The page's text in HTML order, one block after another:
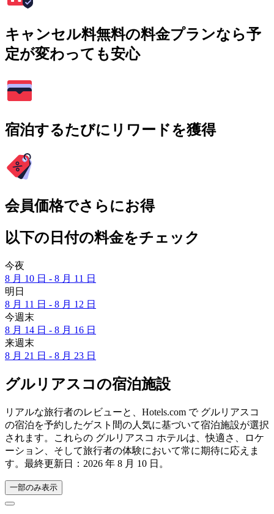
キャンセル料無料の料金プランなら予
定が変わっても安心
宿泊するたびにリワードを獲得
会員価格でさらにお得
以下の日付の料金をチェック
今夜
8 月 10 日 - 8 月 11 日
明日
8 月 11 日 - 8 月 12 日
今週末
8 月 14 日 - 8 月 16 日
来週末
8 月 21 日 - 8 月 23 日
グルリアスコの宿泊施設
リアルな旅行者のレビューと、Hotels.com で グルリアスコ
の宿泊を予約したゲスト間の人気に基づいて宿泊施設が選択
されます。これらの グルリアスコ ホテルは、快適さ、ロケ
ーション、そして旅行者の体験において常に期待に応えま
す。最終更新日： 2026 年 8 月 10 日 。
一部のみ表示